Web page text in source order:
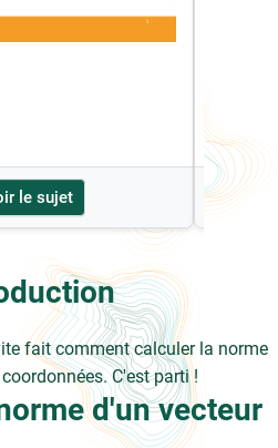
le sujet
fait comment calculer la norme
C'est parti !
d'un vecteur